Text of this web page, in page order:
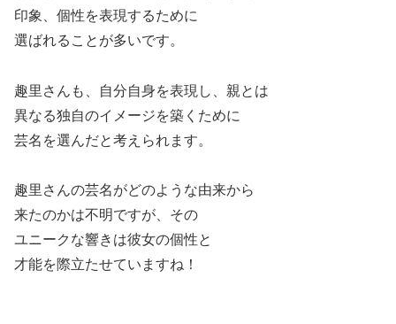
印象、個性を表現するために
選ばれることが多いです。
趣里さんも、自分自身を表現し、親とは
異なる独自のイメージを築くために
芸名を選んだと考えられます。
趣里さんの芸名がどのような由来から
来たのかは不明ですが、その
ユニークな響きは彼女の個性と
才能を際立たせていますね！